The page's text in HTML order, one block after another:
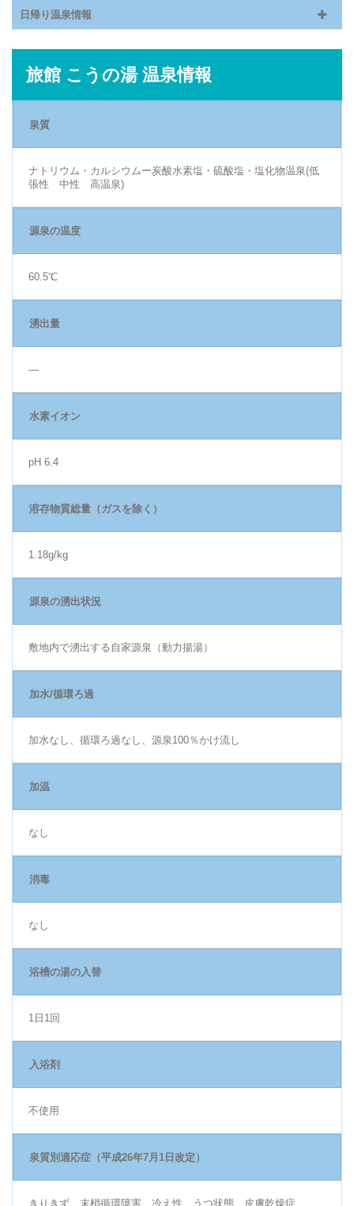
日帰り温泉情報
旅館 こうの湯 温泉情報
泉質
ナトリウム・カルシウムー炭酸水素塩・硫酸塩・塩化物温泉(低
張性 中性 高温泉)
源泉の温度
60.5℃
湧出量
―
水素イオン
pH 6.4
溶存物質総量（ガスを除く）
1.18g/kg
源泉の湧出状況
敷地内で湧出する自家源泉（動力揚湯）
加水/循環ろ過
加水なし、循環ろ過なし、源泉100％かけ流し
加温
なし
消毒
なし
浴槽の湯の入替
1日1回
入浴剤
不使用
泉質別適応症（平成26年7月1日改定）
きりきず、末梢循環障害、冷え性、うつ状態、皮膚乾燥症